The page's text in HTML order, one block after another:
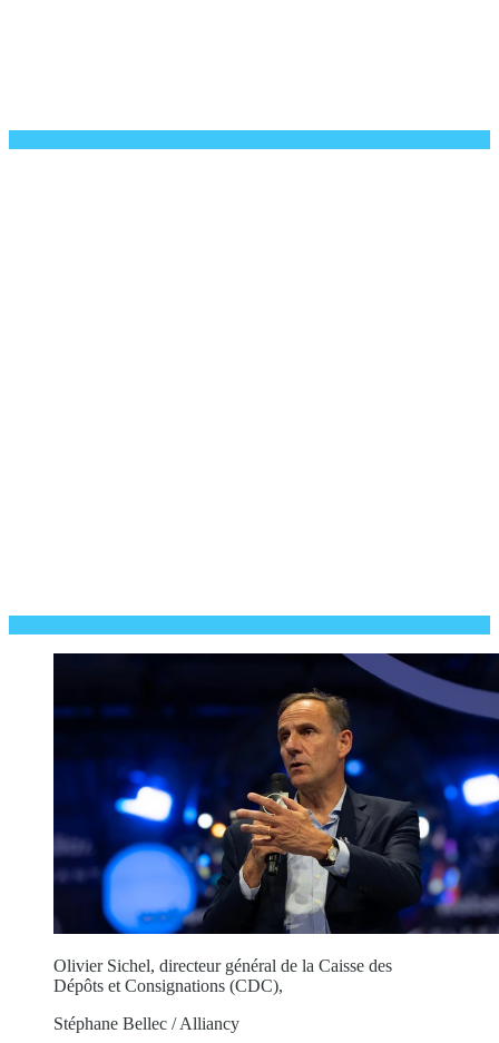
Olivier Sichel, directeur général de la Caisse des
Dépôts et Consignations (CDC),
Stéphane Bellec / Alliancy